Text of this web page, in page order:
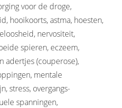
voor de droge,
hooikoorts, astma, hoesten,
nervositeit,
spieren, eczeem,
adertjes (couperose),
mentale
stress, overgangs-
spanningen,